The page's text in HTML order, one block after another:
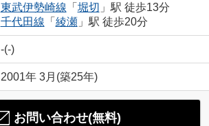
東武伊勢崎線 「 堀切 」駅 徒歩13分
千代田線 「 綾瀬」駅 徒歩20分
-(-)
2001年 3月(築25年)
お問い合わせ(無料)